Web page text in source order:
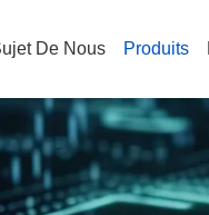
De Nous Produits